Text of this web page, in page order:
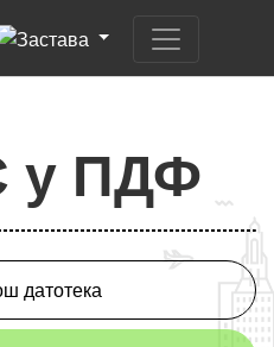
у ПДФ
датотека